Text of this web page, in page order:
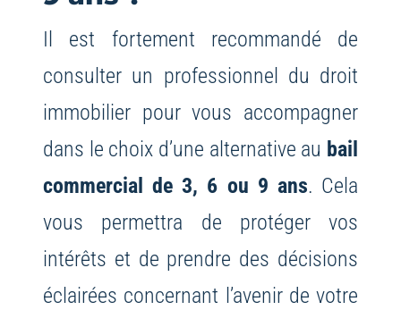
Il est fortement recommandé de
consulter un professionnel du droit
immobilier pour vous accompagner
dans le choix d’une alternative au bail
commercial de 3, 6 ou 9 ans. Cela
vous permettra de protéger vos
intérêts et de prendre des décisions
éclairées concernant l’avenir de votre